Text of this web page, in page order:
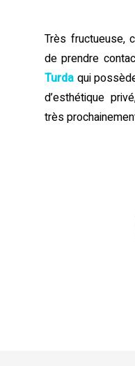
Très fructueuse,
de prendre
Turda qui
d’esthétique
très